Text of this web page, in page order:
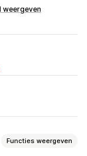
weergeven
Functies weergeven